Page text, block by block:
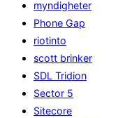
myndigheter
Phone Gap
riotinto
scott brinker
SDL Tridion
Sector 5
Sitecore